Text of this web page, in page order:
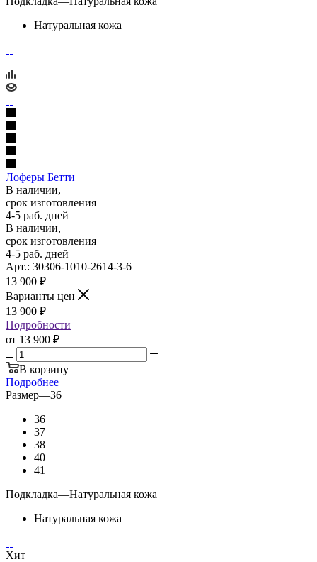
Натуральная кожа
Лоферы Бетти
В наличии,
срок изготовления
4-5 раб. дней
В наличии,
срок изготовления
4-5 раб. дней
Арт.: 30306-1010-2614-3-6
13 900 ₽
Варианты цен
13 900 ₽
Подробности
от 13 900 ₽
В корзину
Подробнее
Размер—36
36
37
38
40
41
Подкладка—Натуральная кожа
Натуральная кожа
Хит